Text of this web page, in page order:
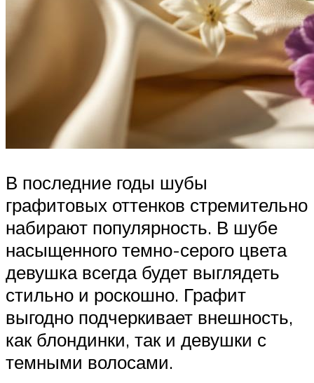
В последние годы шубы
графитовых оттенков стремительно
набирают популярность. В шубе
насыщенного темно-серого цвета
девушка всегда будет выглядеть
стильно и роскошно. Графит
выгодно подчеркивает внешность,
как блондинки, так и девушки с
темными волосами.